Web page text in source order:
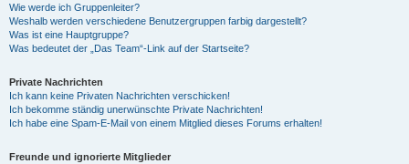
Wie werde ich Gruppenleiter?
Weshalb werden verschiedene Benutzergruppen farbig dargestellt?
Was ist eine Hauptgruppe?
Was bedeutet der „Das Team“-Link auf der Startseite?
Private Nachrichten
Ich kann keine Privaten Nachrichten verschicken!
Ich bekomme ständig unerwünschte Private Nachrichten!
Ich habe eine Spam-E-Mail von einem Mitglied dieses Forums erhalten!
Freunde und ignorierte Mitglieder